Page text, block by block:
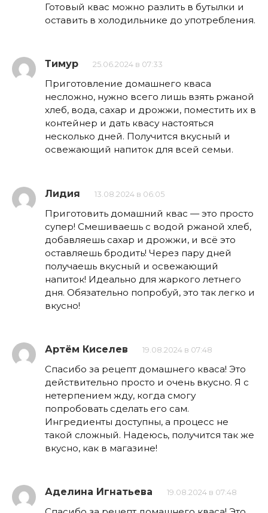
Готовый квас можно разлить в бутылки и
оставить в холодильнике до употребления.
Тимур 25.06.2024 в 07:33
Приготовление домашнего кваса
несложно, нужно всего лишь взять ржаной
хлеб, вода, сахар и дрожжи, поместить их в
контейнер и дать квасу настояться
несколько дней. Получится вкусный и
освежающий напиток для всей семьи.
Лидия 13.08.2024 в 06:05
Приготовить домашний квас — это просто
супер! Смешиваешь с водой ржаной хлеб,
добавляешь сахар и дрожжи, и всё это
оставляешь бродить! Через пару дней
получаешь вкусный и освежающий
напиток! Идеально для жаркого летнего
дня. Обязательно попробуй, это так легко и
вкусно!
Артём Киселев 19.08.2024 в 07:48
Спасибо за рецепт домашнего кваса! Это
действительно просто и очень вкусно. Я с
нетерпением жду, когда смогу
попробовать сделать его сам.
Ингредиенты доступны, а процесс не
такой сложный. Надеюсь, получится так же
вкусно, как в магазине!
Аделина Игнатьева 19.08.2024 в 07:48